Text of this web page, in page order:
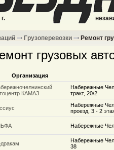
Грузоперевозки Ремонт
грузовых
Организация
КАМАЗ
Набережные
тракт, 20/2
Набережные
проезд, 3 - 2
Набережные
Набережные
38